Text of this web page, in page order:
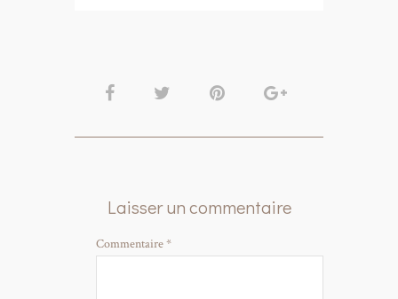
Laisser un commentaire
Commentaire*